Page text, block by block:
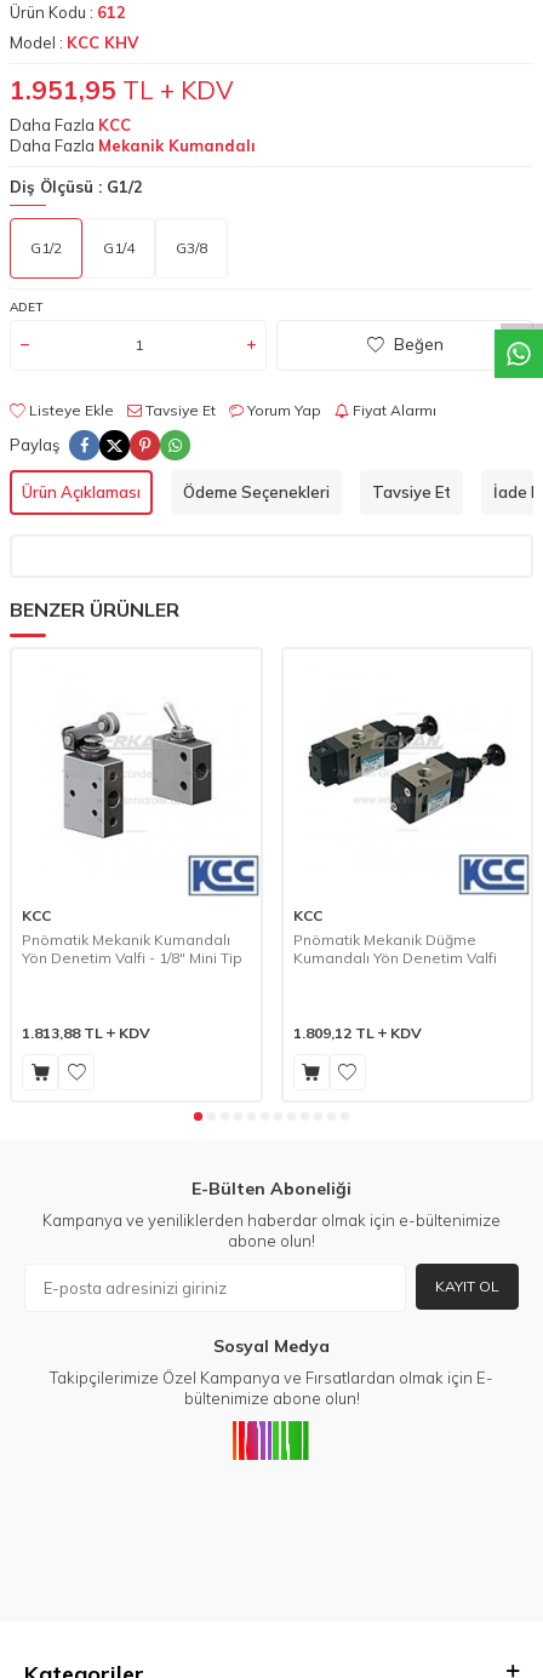
Ürün Kodu : 612
Model : KCC KHV
1.951,95 TL + KDV
Daha Fazla KCC
Daha Fazla Mekanik Kumandalı
Diş Ölçüsü : G1/2
G1/2 G1/4 G3/8
ADET
Beğen
Listeye Ekle Tavsiye Et Yorum Yap Fiyat Alarmı
Paylaş
Ürün Açıklaması Ödeme Seçenekleri Tavsiye Et İade
BENZER ÜRÜNLER
KCC
Pnömatik Mekanik Kumandalı
Yön Denetim Valfi - 1/8" Mini Tip
1.813,88TL KDV
KCC
Pnömatik Mekanik Düğme
Kumandalı Yön Denetim Valfi
1.809,12TL KDV
E-Bülten Aboneliği
Kampanya ve yeniliklerden haberdar olmak için e-bültenimize
abone olun!
KAYIT OL
Sosyal Medya
Takipçilerimize Özel Kampanya ve Fırsatlardan olmak için E-
bültenimize abone olun!